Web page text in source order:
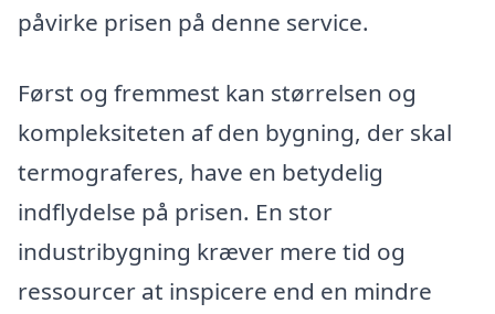
påvirke prisen på denne service.
Først og fremmest kan størrelsen og
kompleksiteten af den bygning, der skal
termograferes, have en betydelig
indflydelse på prisen. En stor
industribygning kræver mere tid og
ressourcer at inspicere end en mindre